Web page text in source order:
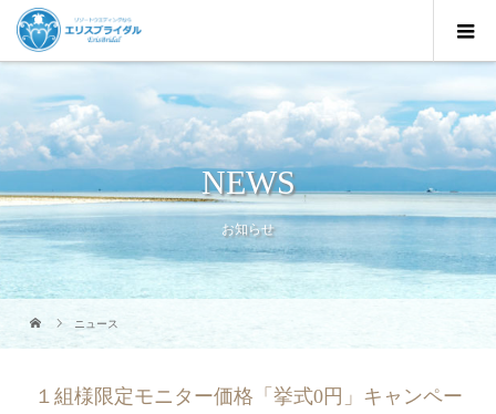
NEWS
お知らせ
ニュース
１組様限定モニター価格「挙式0円」キャンペー